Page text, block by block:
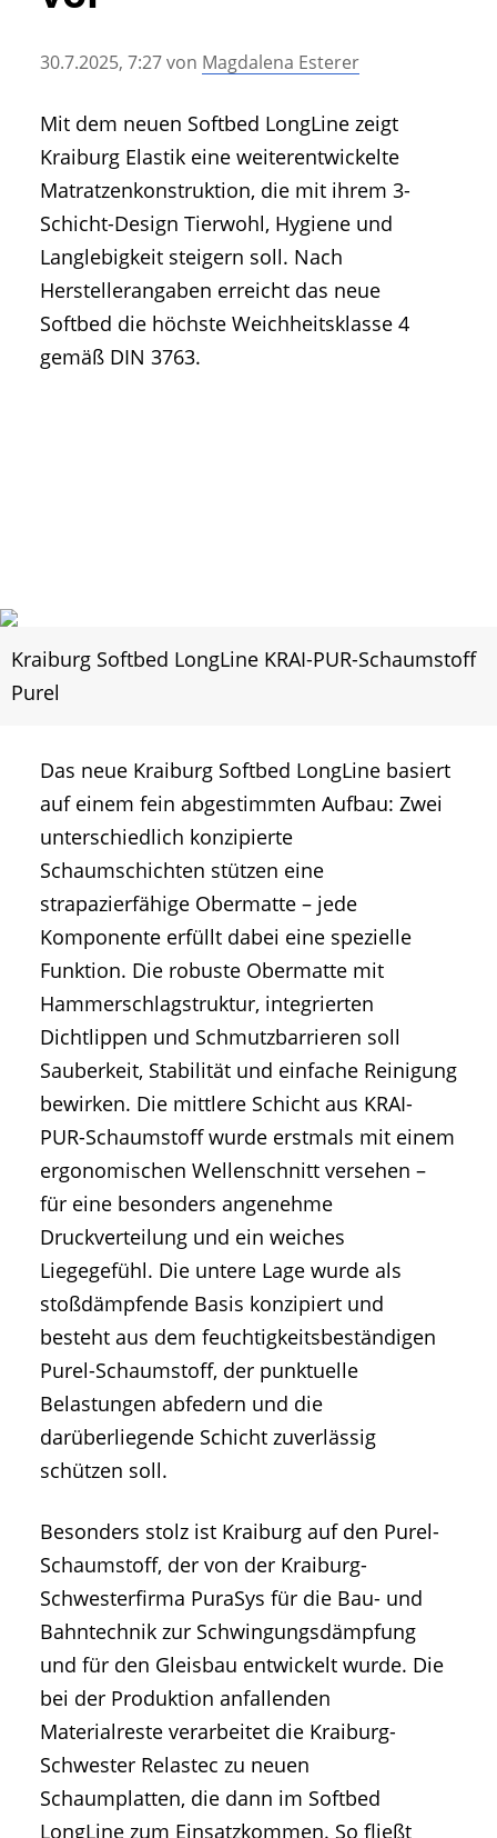
• Messen und Veranstaltungen
• Agritechnica Neuheiten Archiv
• Artikel nach Hersteller/Marke
30.7.2025, 7:27von Magdalena Esterer
Mit dem neuen Softbed LongLine zeigt
Kraiburg Elastik eine weiterentwickelte
Matratzenkonstruktion, die mit ihrem 3-
Schicht-Design Tierwohl, Hygiene und
Langlebigkeit steigern soll. Nach
Herstellerangaben erreicht das neue
Softbed die höchste Weichheitsklasse 4
gemäß DIN 3763.
Kraiburg Softbed LongLine KRAI-PUR-Schaumstoff
Purel
Das neue Kraiburg Softbed LongLine basiert
auf einem fein abgestimmten Aufbau: Zwei
unterschiedlich konzipierte
Schaumschichten stützen eine
strapazierfähige Obermatte – jede
Komponente erfüllt dabei eine spezielle
Funktion. Die robuste Obermatte mit
Hammerschlagstruktur, integrierten
Dichtlippen und Schmutzbarrieren soll
Sauberkeit, Stabilität und einfache Reinigung
bewirken. Die mittlere Schicht aus KRAI-
PUR-Schaumstoff wurde erstmals mit einem
ergonomischen Wellenschnitt versehen –
für eine besonders angenehme
Druckverteilung und ein weiches
Liegegefühl. Die untere Lage wurde als
stoßdämpfende Basis konzipiert und
besteht aus dem feuchtigkeitsbeständigen
Purel-Schaumstoff, der punktuelle
Belastungen abfedern und die
darüberliegende Schicht zuverlässig
schützen soll.
Besonders stolz ist Kraiburg auf den Purel-
Schaumstoff, der von der Kraiburg-
Schwesterfirma PuraSys für die Bau- und
Bahntechnik zur Schwingungsdämpfung
und für den Gleisbau entwickelt wurde. Die
bei der Produktion anfallenden
Materialreste verarbeitet die Kraiburg-
Schwester Relastec zu neuen
Schaumplatten, die dann im Softbed
LongLine zum Einsatzkommen. So fließt